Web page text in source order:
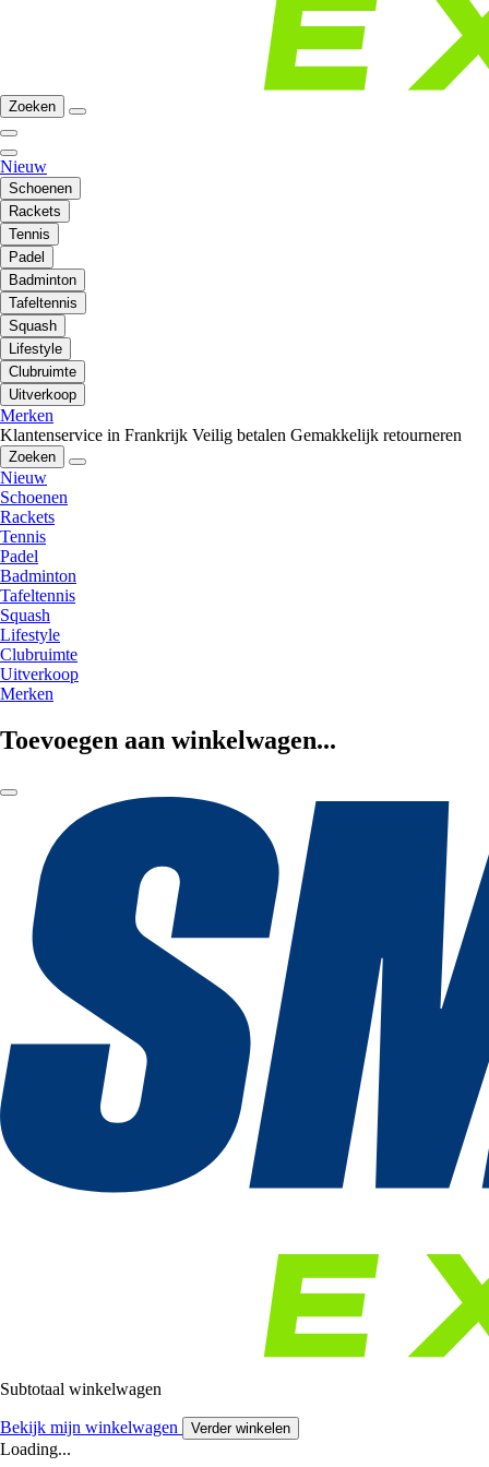
Zoeken
Nieuw
Schoenen
Rackets
Tennis
Padel
Badminton
Tafeltennis
Squash
Lifestyle
Clubruimte
Uitverkoop
Merken
Klantenservice in Frankrijk Veilig betalen Gemakkelijk retourneren
Zoeken
Nieuw
Schoenen
Rackets
Tennis
Padel
Badminton
Tafeltennis
Squash
Lifestyle
Clubruimte
Uitverkoop
Merken
Toevoegen aan winkelwagen...
Subtotaal winkelwagen
Bekijk mijn winkelwagen Verder winkelen
Loading...